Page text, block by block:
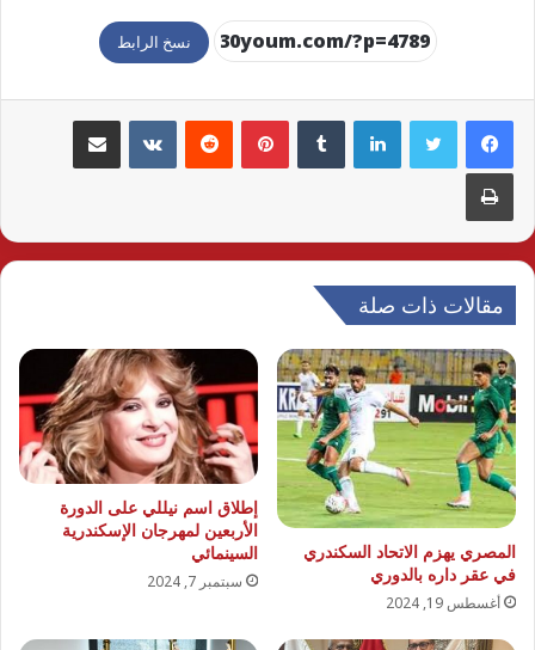
نسخ الرابط
لينكدإن بينتيريست مشاركة عبر البريد
طباعة
مقالات ذات صلة
المصري يهزم الاتحاد السكندري
في عقر داره بالدوري
أغسطس 19, 2024
إطلاق اسم نيللي على الدورة
الأربعين لمهرجان الإسكندرية
السينمائي
سبتمبر 7, 2024